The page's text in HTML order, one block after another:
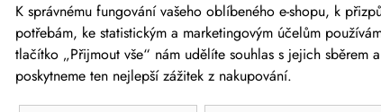
K správnému fungování vašeho oblíbeného e-shopu, k
potřebám, ke statistickým a marketingovým účelům
tlačítko „Přijmout vše“ nám udělíte souhlas s jejich sběrem
poskytneme ten nejlepší zážitek z nakupování.